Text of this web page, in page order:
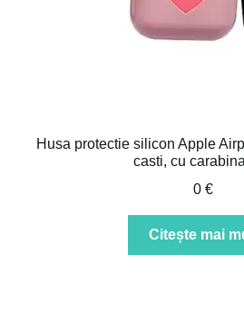
Husa protectie silicon Apple
casti, cu
0 €
Citește mai